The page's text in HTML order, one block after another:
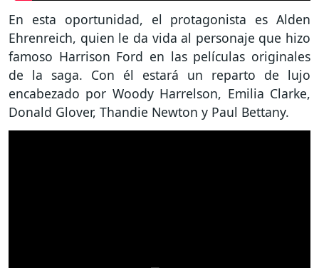
En esta oportunidad, el protagonista es Alden
Ehrenreich, quien le da vida al personaje que hizo
famoso Harrison Ford en las películas originales
de la saga. Con él estará un reparto de lujo
encabezado por Woody Harrelson, Emilia Clarke,
Donald Glover, Thandie Newton y Paul Bettany.